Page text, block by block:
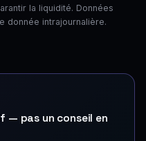
la liquidité. Données
donnée intrajournalière.
pas un conseil en